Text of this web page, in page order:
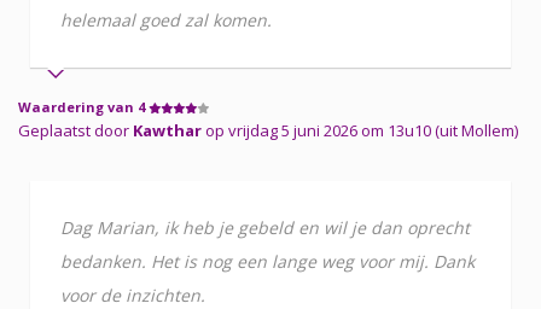
helemaal goed zal komen.
Waardering van 4
Geplaatst door Kawtharop vrijdag 5 juni 2026 om 13u10 (uit Mollem)
Dag Marian, ik heb je gebeld en wil je dan oprecht
bedanken. Het is nog een lange weg voor mij. Dank
voor de inzichten.